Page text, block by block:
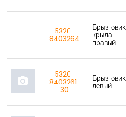
5320-
8403264
Брызговик
крыла
правый
photo_camera
5320-
8403261-
30
Брызговик
левый